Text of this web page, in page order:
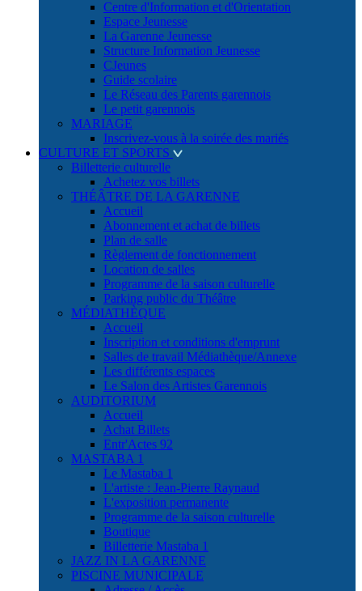
Centre d'Information et d'Orientation
Espace Jeunesse
La Garenne Jeunesse
Structure Information Jeunesse
CJeunes
Guide scolaire
Le Réseau des Parents garennois
Le petit garennois
MARIAGE
Inscrivez-vous à la soirée des mariés
CULTURE ET SPORTS
Billetterie culturelle
Achetez vos billets
THÉÂTRE DE LA GARENNE
Accueil
Abonnement et achat de billets
Plan de salle
Règlement de fonctionnement
Location de salles
Programme de la saison culturelle
Parking public du Théâtre
MÉDIATHÈQUE
Accueil
Inscription et conditions d'emprunt
Salles de travail Médiathèque/Annexe
Les différents espaces
Le Salon des Artistes Garennois
AUDITORIUM
Accueil
Achat Billets
Entr'Actes 92
MASTABA 1
Le Mastaba 1
L'artiste : Jean-Pierre Raynaud
L'exposition permanente
Programme de la saison culturelle
Boutique
Billetterie Mastaba 1
JAZZ IN LA GARENNE
PISCINE MUNICIPALE